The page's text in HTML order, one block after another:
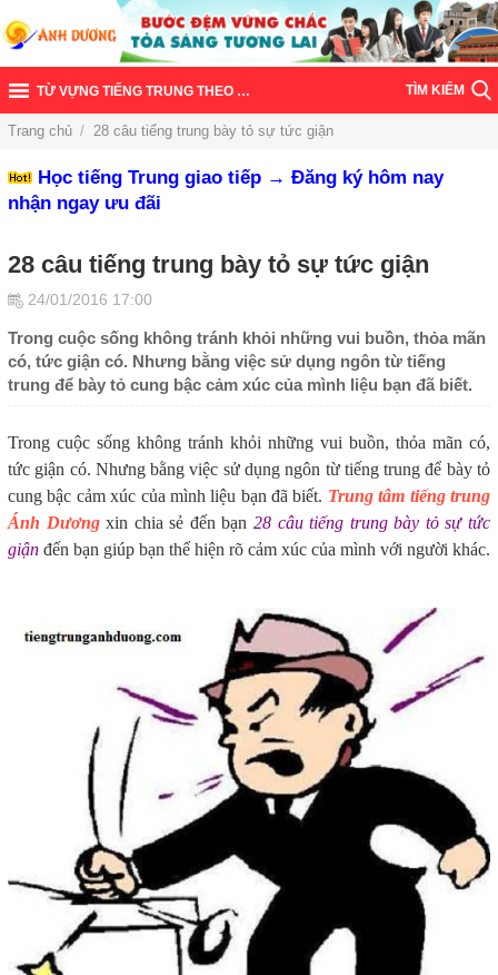
TỪ VỰNG TIẾNG TRUNG THEO CHỦ ĐỀ TÌM KIẾM
Trang chủ / 28 câu tiếng trung bày tỏ sự tức giận
Học tiếng Trung giao tiếp → Đăng ký hôm nay
nhận ngay ưu đãi
28 câu tiếng trung bày tỏ sự tức giận
24/01/2016 17:00
Trong cuộc sống không tránh khỏi những vui buồn, thỏa mãn
có, tức giận có. Nhưng bằng việc sử dụng ngôn từ tiếng
trung để bày tỏ cung bậc cảm xúc của mình liệu bạn đã biết.
Trong cuộc sống không tránh khỏi những vui buồn, thỏa mãn có,
tức giận có. Nhưng bằng việc sử dụng ngôn từ tiếng trung để bày tỏ
cung bậc cảm xúc của mình liệu bạn đã biết. Trung tâm tiếng trung
Ánh Dươngxin chia sẻ đến bạn28 câu tiếng trung bày tỏ sự tức
giận đến bạn giúp bạn thể hiện rõ cảm xúc của mình với người khác.